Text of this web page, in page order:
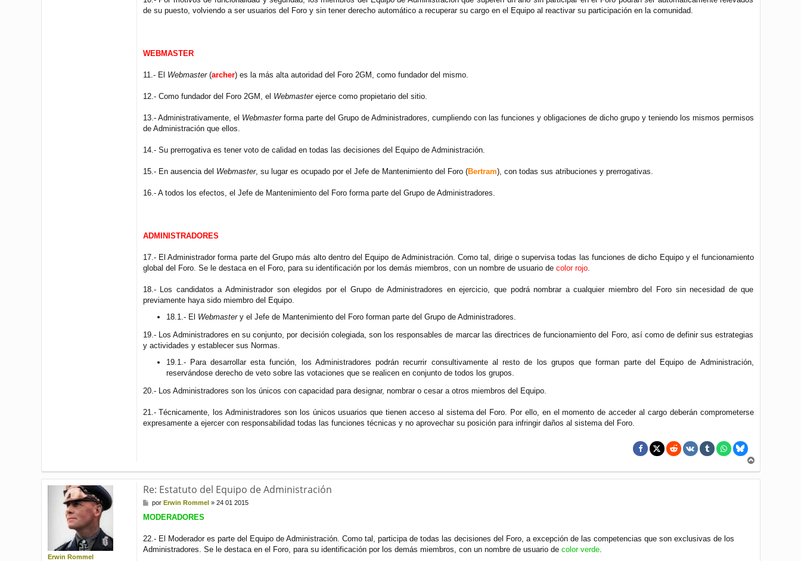
de su puesto, volviendo a ser usuarios del Foro y sin tener derecho automático a recuperar su cargo en el Equipo al reactivar su participación en la comunidad.
WEBMASTER
11.- El Webmaster(archer) es la más alta autoridad del Foro 2GM, como fundador del mismo.
12.- Como fundador del Foro 2GM, el Webmasterejerce como propietario del sitio.
13.- Administrativamente, el Webmasterforma parte del Grupo de Administradores, cumpliendo con las funciones y obligaciones de dicho grupo y teniendo los mismos permisos
de Administración que ellos.
14.- Su prerrogativa es tener voto de calidad en todas las decisiones del Equipo de Administración.
15.- En ausencia del Webmaster, su lugar es ocupado por el Jefe de Mantenimiento del Foro (Bertram), con todas sus atribuciones y prerrogativas.
16.- A todos los efectos, el Jefe de Mantenimiento del Foro forma parte del Grupo de Administradores.
ADMINISTRADORES
17.- El Administrador forma parte del Grupo más alto dentro del Equipo de Administración. Como tal, dirige o supervisa todas las funciones de dicho Equipo y el funcionamiento
global del Foro. Se le destaca en el Foro, para su identificación por los demás miembros, con un nombre de usuario de color rojo.
18.- Los candidatos a Administrador son elegidos por el Grupo de Administradores en ejercicio, que podrá nombrar a cualquier miembro del Foro sin necesidad de que
previamente haya sido miembro del Equipo.
18.1.- El Webmastery el Jefe de Mantenimiento del Foro forman parte del Grupo de Administradores.
19.- Los Administradores en su conjunto, por decisión colegiada, son los responsables de marcar las directrices de funcionamiento del Foro, así como de definir sus estrategias
y actividades y establecer sus Normas.
19.1.- Para desarrollar esta función, los Administradores podrán recurrir consultivamente al resto de los grupos que forman parte del Equipo de Administración,
reservándose derecho de veto sobre las votaciones que se realicen en conjunto de todos los grupos.
20.- Los Administradores son los únicos con capacidad para designar, nombrar o cesar a otros miembros del Equipo.
21.- Técnicamente, los Administradores son los únicos usuarios que tienen acceso al sistema del Foro. Por ello, en el momento de acceder al cargo deberán comprometerse
expresamente a ejercer con responsabilidad todas las funciones técnicas y no aprovechar su posición para infringir daños al sistema del Foro.
r
r
Erwin Rommel
Re: Estatuto del Equipo de Administración
M
n
a
j
porErwin Rommel »24 01 2015
MODERADORES
22.- El Moderador es parte del Equipo de Administración. Como tal, participa de todas las decisiones del Foro, a excepción de las competencias que son exclusivas de los
Administradores. Se le destaca en el Foro, para su identificación por los demás miembros, con un nombre de usuario de color verde.